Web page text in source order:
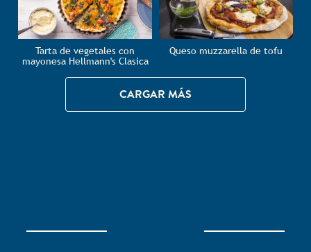
Tarta de vegetales con
mayonesa Hellmann's Clasica
Queso muzzarella de tofu
CARGAR MÁS